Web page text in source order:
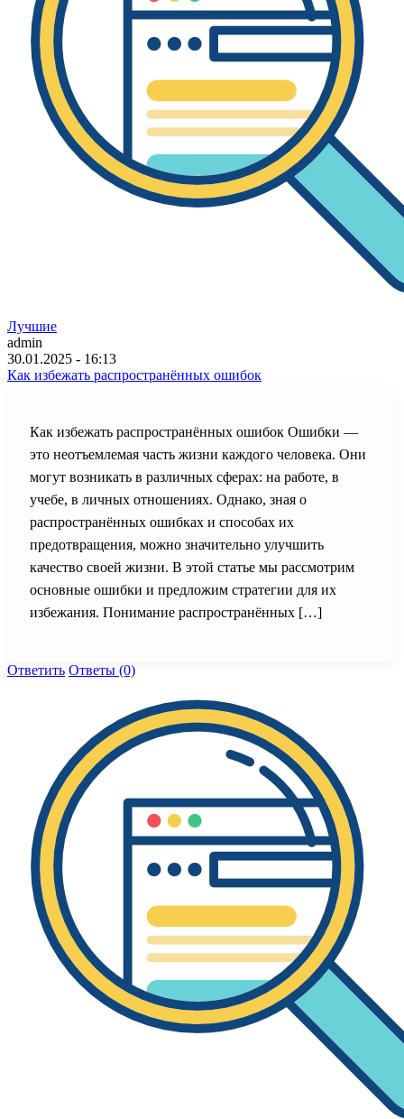
Лучшие
admin
30.01.2025 - 16:13
Как избежать распространённых ошибок
Как избежать распространённых ошибок Ошибки —
это неотъемлемая часть жизни каждого человека. Они
могут возникать в различных сферах: на работе, в
учебе, в личных отношениях. Однако, зная о
распространённых ошибках и способах их
предотвращения, можно значительно улучшить
качество своей жизни. В этой статье мы рассмотрим
основные ошибки и предложим стратегии для их
избежания. Понимание распространённых […]
Ответить Ответы (0)